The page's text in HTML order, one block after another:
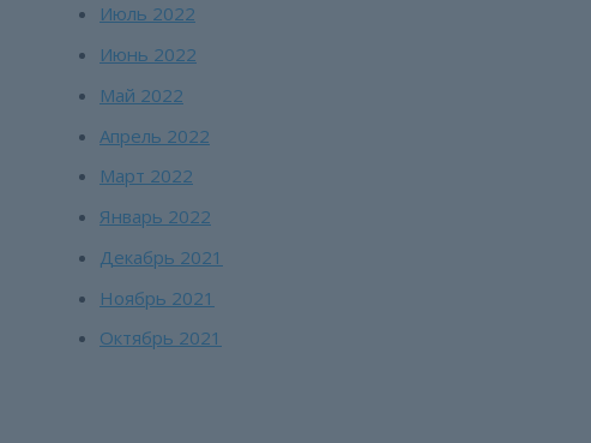
Июль 2022
Июнь 2022
Май 2022
Апрель 2022
Март 2022
Январь 2022
Декабрь 2021
Ноябрь 2021
Октябрь 2021